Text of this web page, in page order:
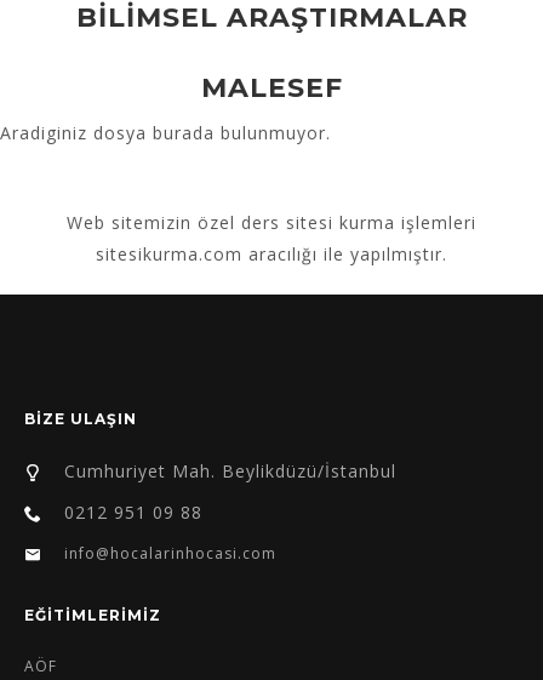
BİLİMSEL ARAŞTIRMALAR
MALESEF
Aradiginiz dosya burada bulunmuyor.
Web sitemizin özel ders sitesi kurma işlemleri
sitesikurma.com aracılığı ile yapılmıştır.
BİZE ULAŞIN
Cumhuriyet Mah. Beylikdüzü/İstanbul
0212 951 09 88
info@hocalarinhocasi.com
EĞİTİMLERİMİZ
AÖF